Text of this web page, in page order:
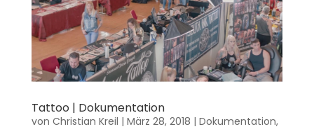
Tattoo | Dokumentation
von Christian Kreil | März 28, 2018 | Dokumentation,